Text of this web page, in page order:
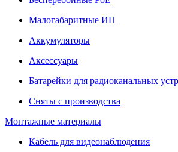
Малогабаритные ИП
Аккумуляторы
Аксессуары
Батарейки для радиоканальных
Сняты с производства
Монтажные материалы
Кабель для видеонаблюдения